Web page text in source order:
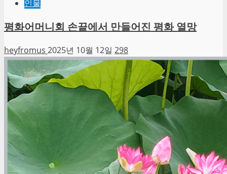
인물
평화어머니회 손끝에서 만들어진 평화 열망
heyfromus 2025년 10월 12일 298